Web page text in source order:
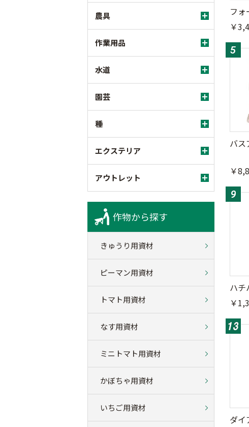
農具
作業用品
水道
園芸
種
エクステリア
アウトレット
作物から探す
きゅうり用資材
ピーマン用資材
トマト用資材
なす用資材
ミニトマト用資材
かぼちゃ用資材
いちご用資材
フォ
￥
バス
￥
ハチ
￥
ダイ